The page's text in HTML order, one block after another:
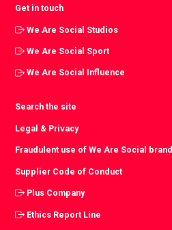
Get in touch
We Are Social Studios
We Are Social Sport
We Are Social Influence
Search the site
Legal & Privacy
Fraudulent use of We Are Social brand
Supplier Code of Conduct
Plus Company
Ethics Report Line